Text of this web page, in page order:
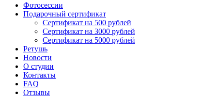
Фотосессии
Подарочный сертификат
Сертификат на 500 рублей
Сертификат на 3000 рублей
Сертификат на 5000 рублей
Ретушь
Новости
О студии
Контакты
FAQ
Отзывы